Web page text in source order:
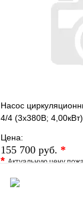
Насос
4/4 (3х380В; 4,00кВт)
Цена:
155 700 руб. *
*Актуальную цену
В избранное